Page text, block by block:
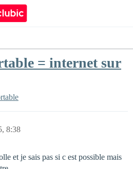
= internet sur
8:38
et je sais pas si c est possible mais